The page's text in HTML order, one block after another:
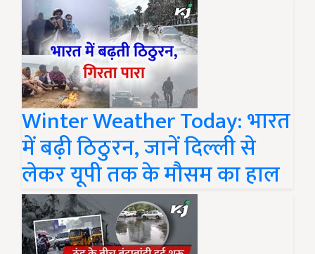
Winter Weather Today: भारत
में बढ़ी ठिठुरन, जानें दिल्ली से
लेकर यूपी तक के मौसम का हाल